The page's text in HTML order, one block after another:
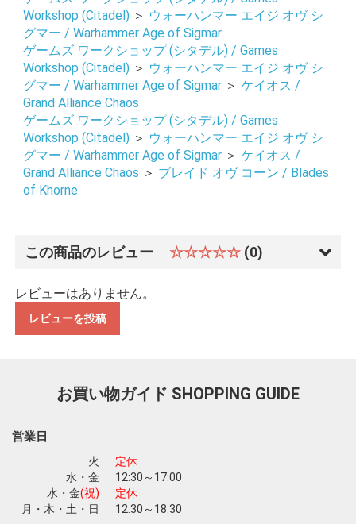
Workshop (Citadel) ＞ ウォーハンマー エイジ オヴ シ
グマー / Warhammer Age of Sigmar
ゲームズ ワークショップ (シタデル) / Games
Workshop (Citadel) ＞ ウォーハンマー エイジ オヴ シ
グマー / Warhammer Age of Sigmar ＞ ケイオス /
Grand Alliance Chaos
ゲームズ ワークショップ (シタデル) / Games
Workshop (Citadel) ＞ ウォーハンマー エイジ オヴ シ
グマー / Warhammer Age of Sigmar ＞ ケイオス /
Grand Alliance Chaos ＞ ブレイド オヴ コーン / Blades
of Khorne
この商品のレビュー ☆☆☆☆☆ (0)
レビューはありません。
レビューを投稿
お買い物ガイド SHOPPING GUIDE
営業日
火
定休
水・金
12:30～17:00
水・金(祝)
定休
月・木・土・日
12:30～18:30